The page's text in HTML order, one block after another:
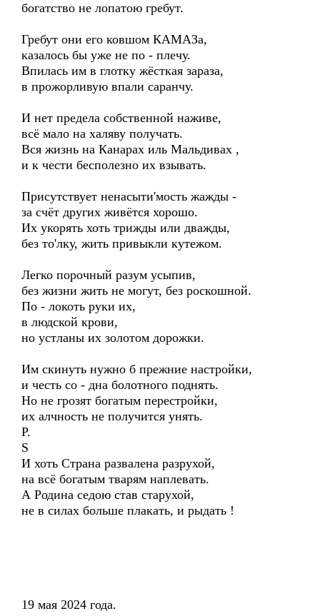
богатство не лопатою гребут.
Гребут они его ковшом КАМАЗа,
казалось бы уже не по - плечу.
Впилась им в глотку жёсткая зараза,
в прожорливую впали саранчу.
И нет предела собственной наживе,
всё мало на халяву получать.
Вся жизнь на Канарах иль Мальдивах ,
и к чести бесполезно их взывать.
Присутствует ненасыти'мость жажды -
за счёт других живётся хорошо.
Их укорять хоть трижды или дважды,
без то'лку, жить привыкли кутежом.
Легко порочный разум усыпив,
без жизни жить не могут, без роскошной.
По - локоть руки их,
в людской крови,
но устланы их золотом дорожки.
Им скинуть нужно б прежние настройки,
и честь со - дна болотного поднять.
Но не грозят богатым перестройки,
их алчность не получится унять.
Р.
S
И хоть Страна развалена разрухой,
на всё богатым тварям наплевать.
А Родина седою став старухой,
не в силах больше плакать, и рыдать !
19 мая 2024 года.